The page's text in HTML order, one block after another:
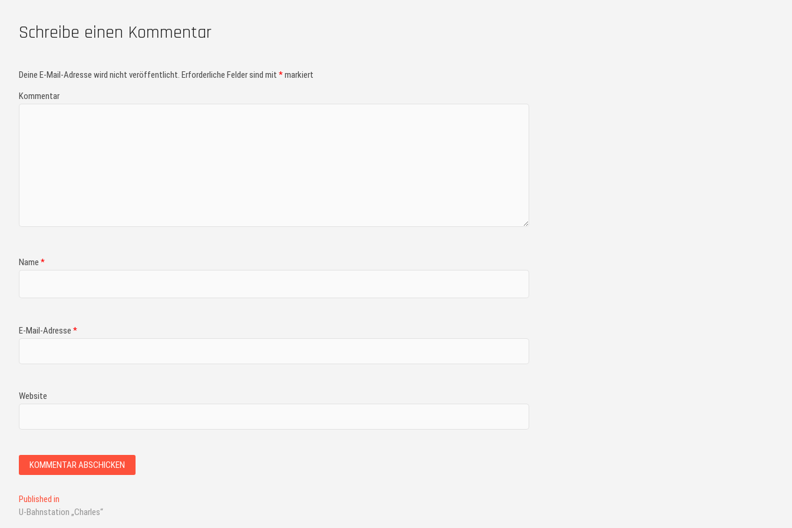
Schreibe einen Kommentar
Deine E-Mail-Adresse wird nicht veröffentlicht. Erforderliche Felder sind mit *markiert
Kommentar
Name *
E-Mail-Adresse *
Website
Published in
U-Bahnstation „Charles“